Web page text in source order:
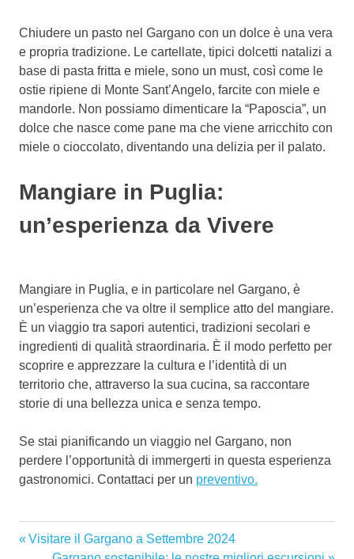
Chiudere un pasto nel Gargano con un dolce è una vera
e propria tradizione. Le cartellate, tipici dolcetti natalizi a
base di pasta fritta e miele, sono un must, così come le
ostie ripiene di Monte Sant’Angelo, farcite con miele e
mandorle. Non possiamo dimenticare la “Paposcia”, un
dolce che nasce come pane ma che viene arricchito con
miele o cioccolato, diventando una delizia per il palato.
Mangiare in Puglia:
un’esperienza da Vivere
Mangiare in Puglia, e in particolare nel Gargano, è
un’esperienza che va oltre il semplice atto del mangiare.
È un viaggio tra sapori autentici, tradizioni secolari e
ingredienti di qualità straordinaria. È il modo perfetto per
scoprire e apprezzare la cultura e l’identità di un
territorio che, attraverso la sua cucina, sa raccontare
storie di una bellezza unica e senza tempo.
Se stai pianificando un viaggio nel Gargano, non
perdere l’opportunità di immergerti in questa esperienza
gastronomici. Contattaci per un preventivo.
escursioni
Navigazione
Articolo
Visitare il Gargano a Settembre 2024